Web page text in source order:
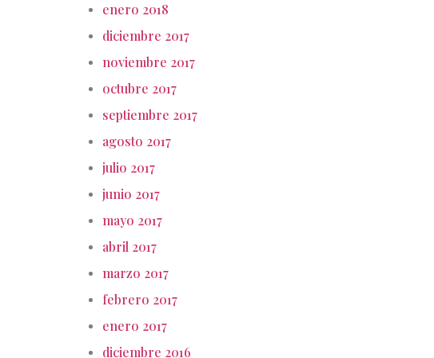
enero 2018
diciembre 2017
noviembre 2017
octubre 2017
septiembre 2017
agosto 2017
julio 2017
junio 2017
mayo 2017
abril 2017
marzo 2017
febrero 2017
enero 2017
diciembre 2016